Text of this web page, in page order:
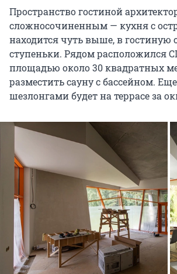
Пространство гостиной
сложносочиненным — кухня с
находится чуть выше, в гостиную
ступеньки. Рядом расположился
площадью около 30 квадратных
разместить сауну с бассейном.
шезлонгами будет на террасе за